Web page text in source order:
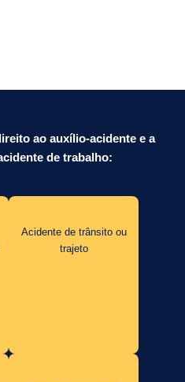
ao auxílio-acidente e a
de trabalho:
Acidente de trânsito ou
trajeto